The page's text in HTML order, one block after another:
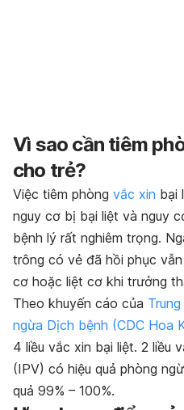
Vì sao cần tiêm
cho trẻ?
Việc tiêm phòng vắc xin bại
nguy cơ bị bại liệt và nguy
bệnh lý rất nghiêm trọng.
trông có vẻ đã hồi phục
cơ hoặc liệt cơ khi trưởng
Theo khuyến cáo của
ngừa Dịch bệnh (CDC Hoa
4 liều vắc xin bại liệt. 2 liều
(IPV) có hiệu quả phòng
quả 99% – 100%.